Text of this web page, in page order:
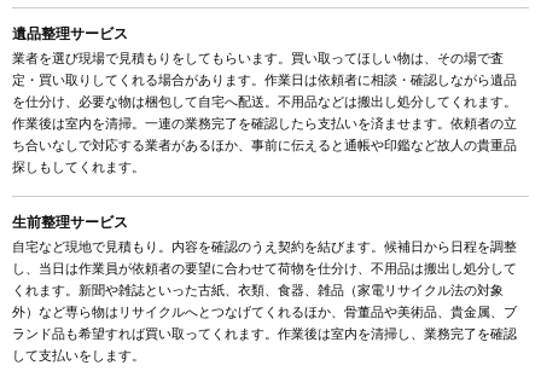
遺品整理サービス
業者を選び現場で見積もりをしてもらいます。買い取ってほしい物は、その場で査
定・買い取りしてくれる場合があります。作業日は依頼者に相談・確認しながら遺品
を仕分け、必要な物は梱包して自宅へ配送。不用品などは搬出し処分してくれます。
作業後は室内を清掃。一連の業務完了を確認したら支払いを済ませます。依頼者の立
ち合いなしで対応する業者があるほか、事前に伝えると通帳や印鑑など故人の貴重品
探しもしてくれます。
生前整理サービス
自宅など現地で見積もり。内容を確認のうえ契約を結びます。候補日から日程を調整
し、当日は作業員が依頼者の要望に合わせて荷物を仕分け、不用品は搬出し処分して
くれます。新聞や雑誌といった古紙、衣類、食器、雑品（家電リサイクル法の対象
外）など専ら物はリサイクルへとつなげてくれるほか、骨董品や美術品、貴金属、ブ
ランド品も希望すれば買い取ってくれます。作業後は室内を清掃し、業務完了を確認
して支払いをします。